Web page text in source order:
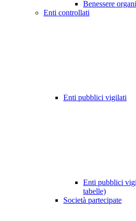
Benessere
Enti controllati
Enti pubblici vigilati
Enti pubblici
tabelle)
Società partecipate